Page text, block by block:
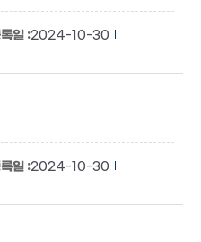
2024-10-30
2024-10-30